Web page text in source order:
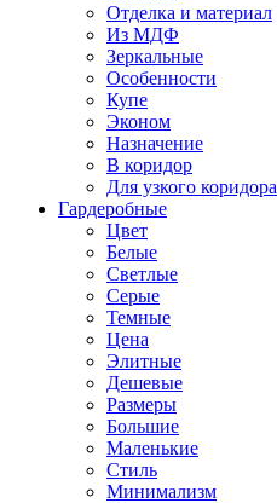
Отделка и материал
Из МДФ
Зеркальные
Особенности
Купе
Эконом
Назначение
В коридор
Для узкого коридора
Гардеробные
Цвет
Белые
Светлые
Серые
Темные
Цена
Элитные
Дешевые
Размеры
Большие
Маленькие
Стиль
Минимализм